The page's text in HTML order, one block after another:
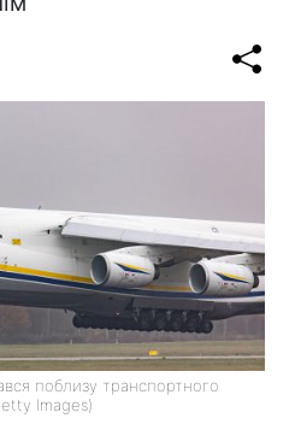
поблизу транспортного
Images)